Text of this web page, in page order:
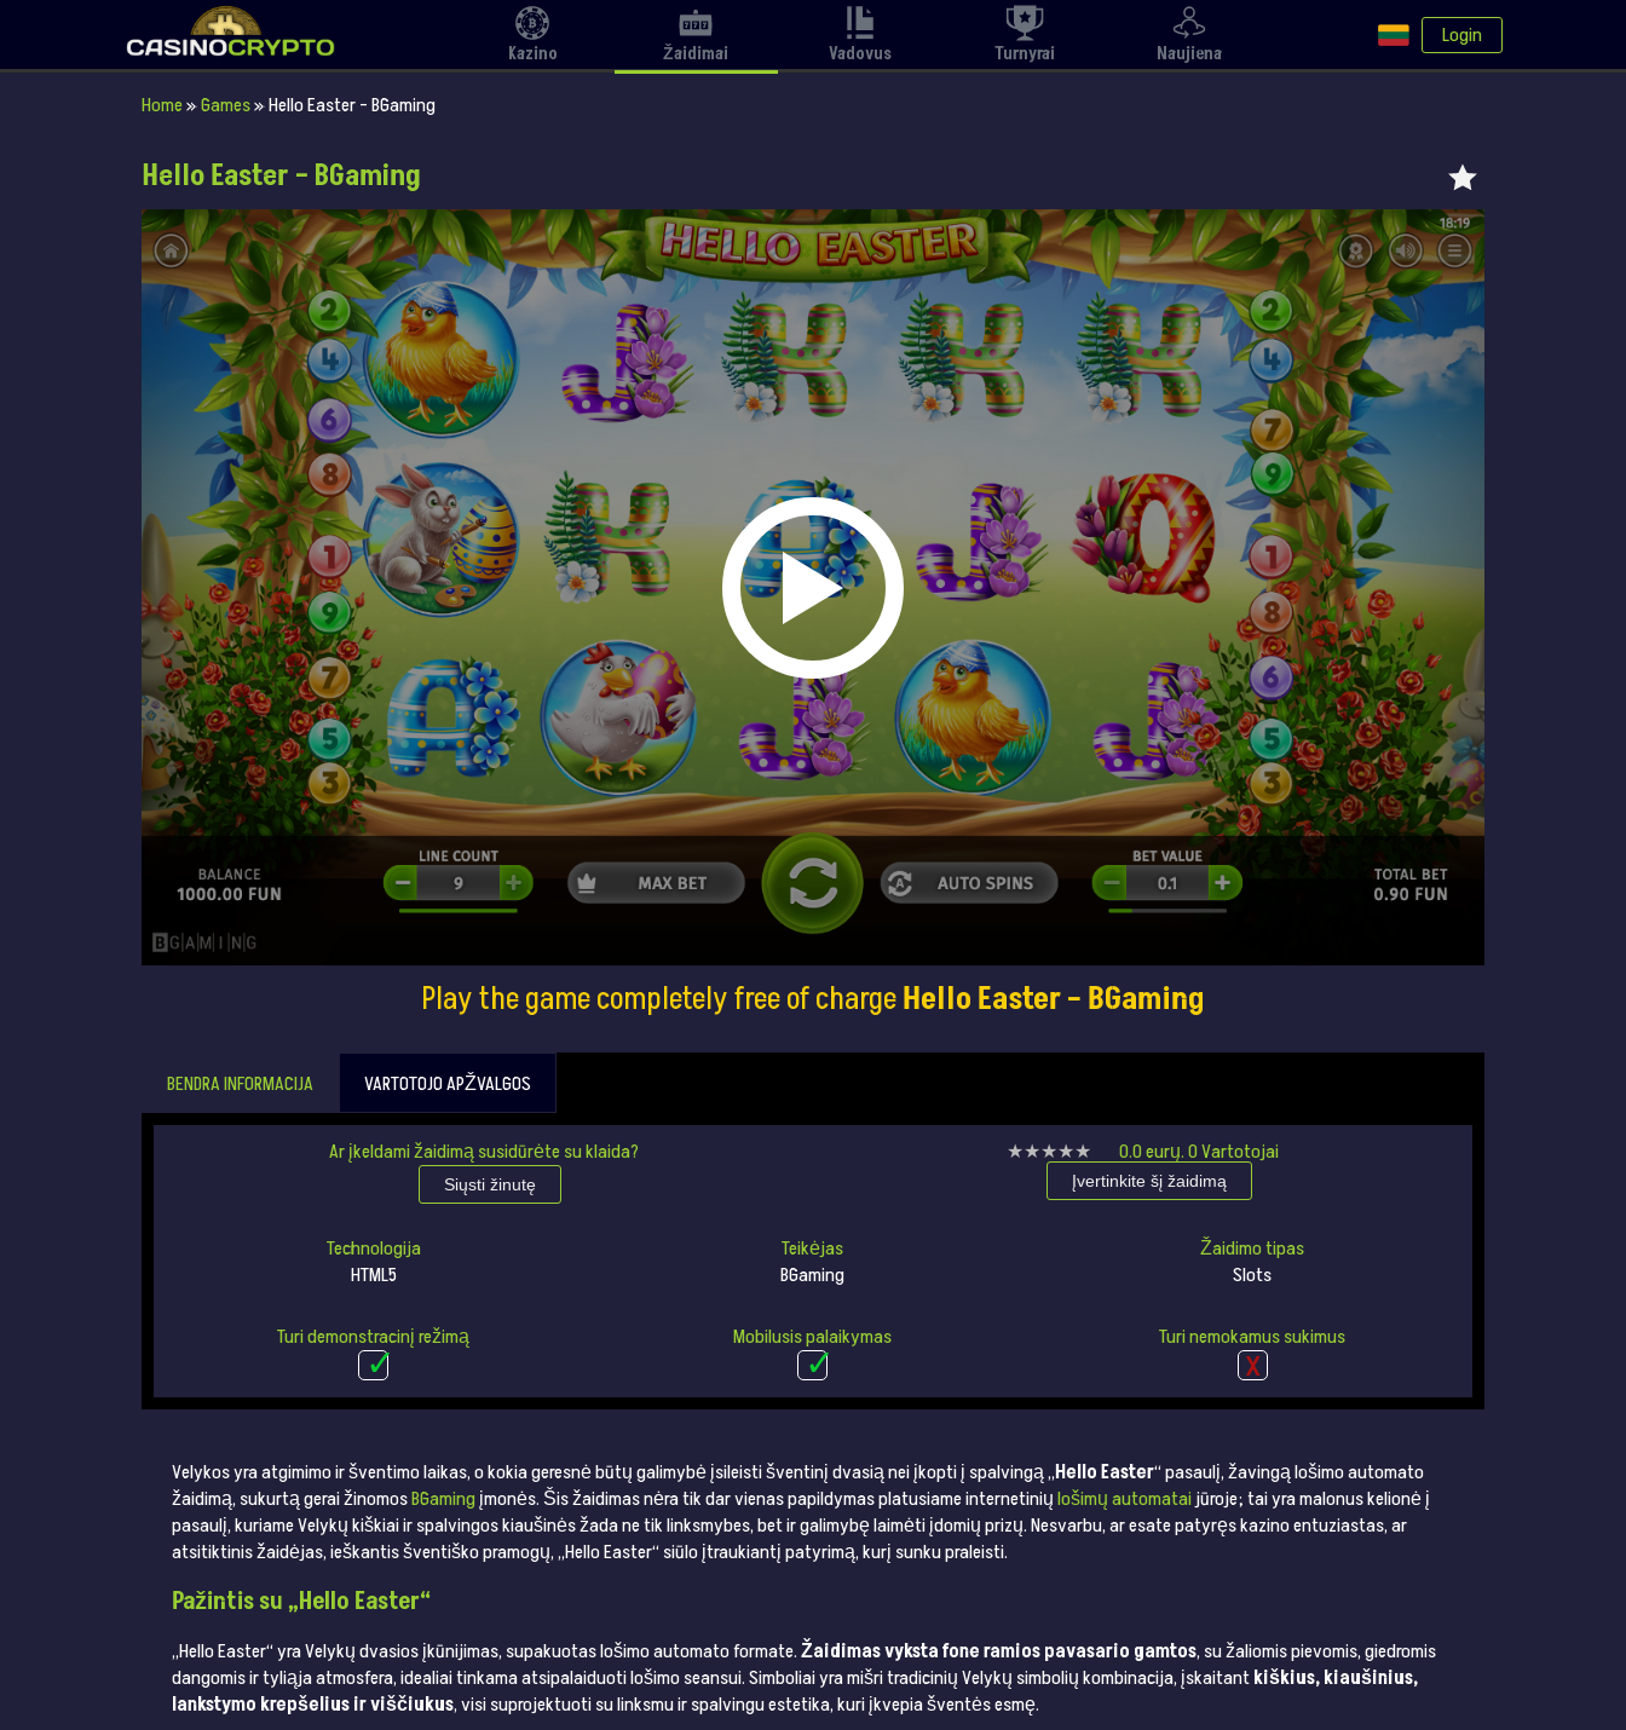
Kazino Žaidimai Vadovus Turnyrai Naujiena
Login
Home»Games»Hello Easter – BGaming
Hello Easter – BGaming
Play the game completely free of chargeHello Easter – BGaming
BENDRA INFORMACIJA VARTOTOJO APŽVALGOS
Ar įkeldami žaidimą susidūrėte su klaida?
Siųsti žinutę
★★★★★
★★★★★ 0.0eurų.0Vartotojai
Įvertinkite šį žaidimą
Technologija
HTML5
Teikėjas
BGaming
Žaidimo tipas
Slots
Turi demonstracinį režimą Mobilusis palaikymas Turi nemokamus sukimus
Velykos yra atgimimo ir šventimo laikas, o kokia geresnė būtų galimybė įsileisti šventinį dvasią nei įkopti į spalvingą „Hello Easter“ pasaulį, žavingą lošimo automato
žaidimą, sukurtą gerai žinomosBGamingįmonės. Šis žaidimas nėra tik dar vienas papildymas platusiame internetiniųlošimų automataijūroje; tai yra malonus kelionė į
pasaulį, kuriame Velykų kiškiai ir spalvingos kiaušinės žada ne tik linksmybes, bet ir galimybę laimėti įdomių prizų. Nesvarbu, ar esate patyręs kazino entuziastas, ar
atsitiktinis žaidėjas, ieškantis šventiško pramogų, „Hello Easter“ siūlo įtraukiantį patyrimą, kurį sunku praleisti.
Pažintis su „Hello Easter“
„Hello Easter“ yra Velykų dvasios įkūnijimas, supakuotas lošimo automato formate.Žaidimas vyksta fone ramios pavasario gamtos, su žaliomis pievomis, giedromis
dangomis ir tyliąja atmosfera, idealiai tinkama atsipalaiduoti lošimo seansui. Simboliai yra mišri tradicinių Velykų simbolių kombinacija, įskaitantkiškius, kiaušinius,
lankstymo krepšelius ir viščiukus, visi suprojektuoti su linksmu ir spalvingu estetika, kuri įkvepia šventės esmę.